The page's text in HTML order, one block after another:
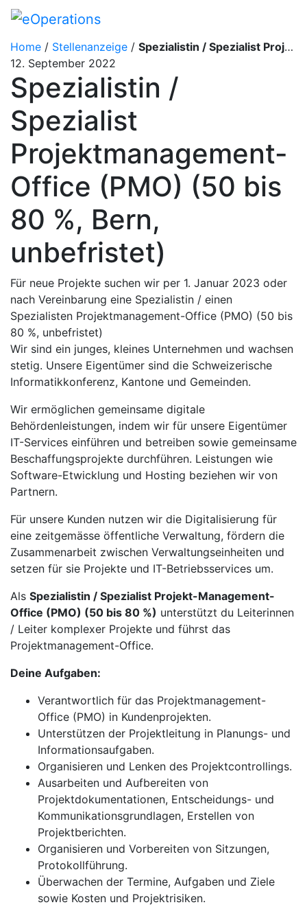
Home / Stellenanzeige / Spezialistin / Spezialist Projektmanagement-Office (PMO) (50 bis 80 %, Bern, unbefristet)
12. September 2022
Spezialistin /
Spezialist
Projektmanagement-
Office (PMO) (50 bis
80 %, Bern,
unbefristet)
Für neue Projekte suchen wir per 1. Januar 2023 oder
nach Vereinbarung eine Spezialistin / einen
Spezialisten Projektmanagement-Office (PMO) (50 bis
80 %, unbefristet)
Wir sind ein junges, kleines Unternehmen und wachsen
stetig. Unsere Eigentümer sind die Schweizerische
Informatikkonferenz, Kantone und Gemeinden.
Wir ermöglichen gemeinsame digitale
Behördenleistungen, indem wir für unsere Eigentümer
IT-Services einführen und betreiben sowie gemeinsame
Beschaffungsprojekte durchführen. Leistungen wie
Software-Etwicklung und Hosting beziehen wir von
Partnern.
Für unsere Kunden nutzen wir die Digitalisierung für
eine zeitgemässe öffentliche Verwaltung, fördern die
Zusammenarbeit zwischen Verwaltungseinheiten und
setzen für sie Projekte und IT-Betriebsservices um.
Als Spezialistin / Spezialist Projekt-Management-
Office (PMO) (50 bis 80 %) unterstützt du Leiterinnen
/ Leiter komplexer Projekte und führst das
Projektmanagement-Office.
Deine Aufgaben:
Verantwortlich für das Projektmanagement-
Office (PMO) in Kundenprojekten.
Unterstützen der Projektleitung in Planungs- und
Informationsaufgaben.
Organisieren und Lenken des Projektcontrollings.
Ausarbeiten und Aufbereiten von
Projektdokumentationen, Entscheidungs- und
Kommunikationsgrundlagen, Erstellen von
Projektberichten.
Organisieren und Vorbereiten von Sitzungen,
Protokollführung.
Überwachen der Termine, Aufgaben und Ziele
sowie Kosten und Projektrisiken.